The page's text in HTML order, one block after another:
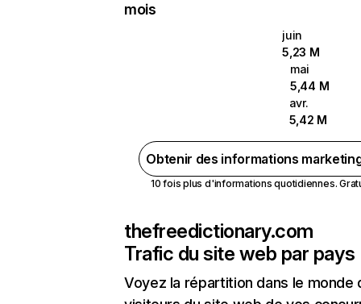
mois
juin
5,23 M
mai
5,44 M
avr.
5,42 M
Obtenir des informations
10 fois plus d'informations quotidiennes.
thefreedictionary.com
Trafic du site web par pays
Voyez la répartition dans le monde